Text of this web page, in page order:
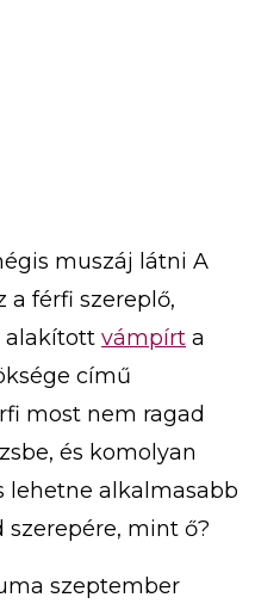
muszáj látni A
a férfi szereplő,
alakított vámpírt a
című
most nem ragad
és komolyan
lehetne alkalmasabb
szerepére, mint ő?
szeptember